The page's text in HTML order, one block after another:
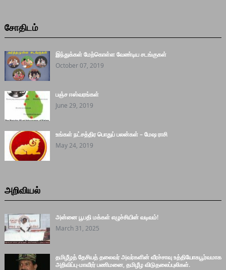
சோதிடம்
இந்துக்கள் மேற்கொள்ள வேண்டிய சடங்குகள்
October 07, 2019
பஞ்ச ஈஸ்வரங்கள்
June 29, 2019
உங்கள் நட்சத்திர பொதுப் பலன்கள் – மேஷ ராசி
May 24, 2019
அறிவியல்
அன்னை பூபதி மக்கள் எழுச்சியின் வடிவம்!
March 31, 2025
தமிழீழத் தேசியத் தலைவர் அவர்களின் வீரச்சாவு உத்தியோகபூர்வமாக
அறிவிப்பு-மாவீரர் பணிமனை, தமிழீழ விடுதலைப்புலிகள்.